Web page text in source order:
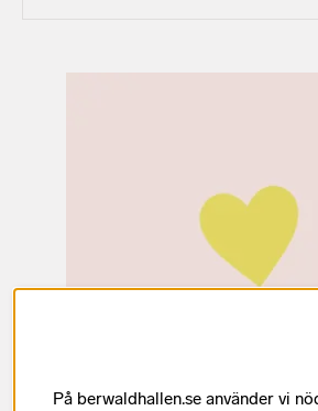
På berwaldhallen.se använder vi